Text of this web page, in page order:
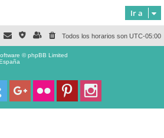
Ir a
Todos los horarios son UTC-05:00
© phpBB Limited